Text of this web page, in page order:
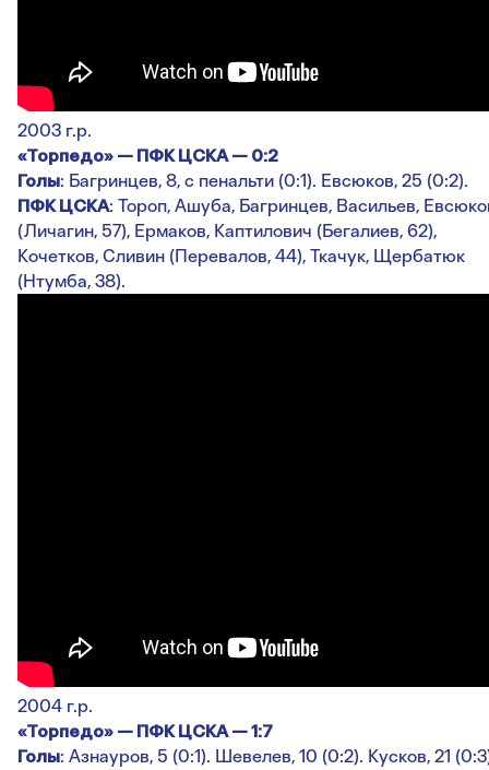
2003 г.р.
«Торпедо» — ПФК ЦСКА — 0:2
Голы: Багринцев, 8, с пенальти (0:1). Евсюков, 25 (0:2).
ПФК ЦСКА: Тороп, Ашуба, Багринцев, Васильев,
(Личагин, 57), Ермаков, Каптилович (Бегалиев, 62),
Кочетков, Сливин (Перевалов, 44), Ткачук, Щербатюк
(Нтумба, 38).
2004 г.р.
«Торпедо» — ПФК ЦСКА — 1:7
Голы: Азнауров, 5 (0:1). Шевелев, 10 (0:2). Кусков, 21